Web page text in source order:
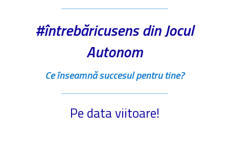
#întrebăricusens din Jocul
Autonom
Ce înseamnă succesul pentru tine?
Pe data viitoare!